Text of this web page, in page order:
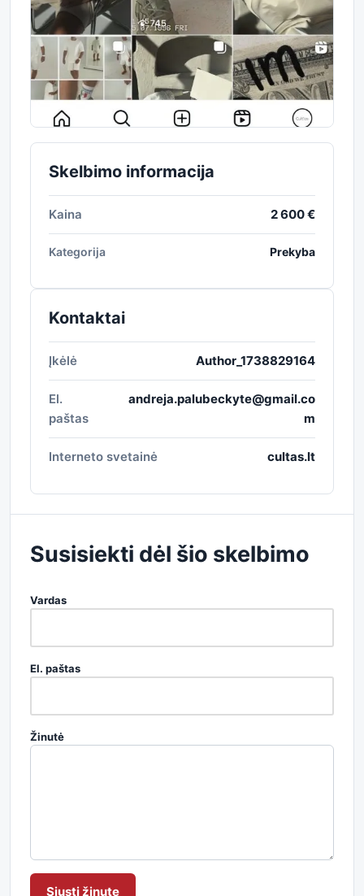
Skelbimo informacija
Kaina 2 600 €
Kategorija Prekyba
Kontaktai
Įkėlė Author_1738829164
El.
paštas
andreja.palubeckyte@gmail.co
m
Interneto svetainė cultas.lt
Susisiekti dėl šio skelbimo
Vardas
El. paštas
Žinutė
Siųsti žinutę